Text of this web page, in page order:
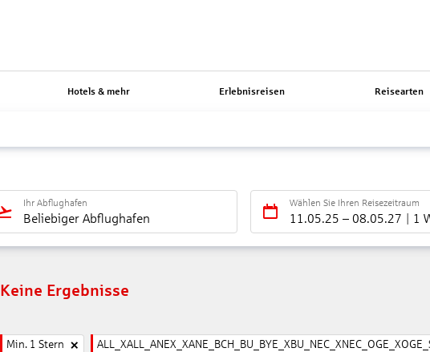
Hotels & mehr Erlebnisreisen Reisearten
Ihr Abflughafen
Beliebiger Abflughafen
Wählen Sie Ihren Reisezeitraum
11.05.25 – 08.05.27 1
Keine Ergebnisse
Min. 1 Stern